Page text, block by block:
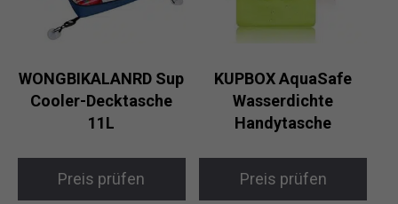
WONGBIKALANRD Sup
Cooler-Decktasche
11L
Preis prüfen
KUPBOX AquaSafe
Wasserdichte
Handytasche
Preis prüfen